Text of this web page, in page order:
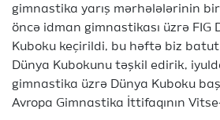
gimnastika yarış mərhələlərinin
öncə idman gimnastikası üzrə FIG
Kuboku keçirildi, bu həftə biz
Dünya Kubokunu təşkil edirik,
gimnastika üzrə Dünya Kuboku
Avropa Gimnastika İttifaqının